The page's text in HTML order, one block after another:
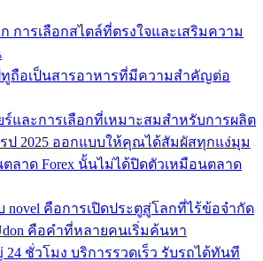
การเลือกสไตล์ที่ตรงใจและเสริมความ
ทูถือเป็นสารอาหารที่มีความสำคัญต่อ
ร์และการเลือกที่เหมาะสมสำหรับการผลิต
ป 2025 ออกแบบให้คุณได้สัมผัสทุกแง่มุม
ลาด Forex นั้นไม่ได้ปิดตัวเหมือนตลาด
novel คือการเปิดประตูสู่โลกที่ไร้ข้อจำกัด
คือคำที่หลายคนเริ่มค้นหา
ชั่วโมง บริการรวดเร็ว รับรถได้ทันที